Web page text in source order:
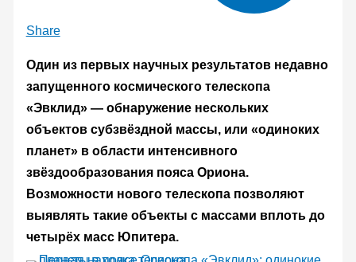
Share
Один из первых научных результатов недавно
запущенного космического телескопа
«Эвклид» — обнаружение нескольких
объектов субзвёздной массы, или «одиноких
планет» в области интенсивного
звёздообразования пояса Ориона.
Возможности нового телескопа позволяют
выявлять такие объекты с массами вплоть до
четырёх масс Юпитера.